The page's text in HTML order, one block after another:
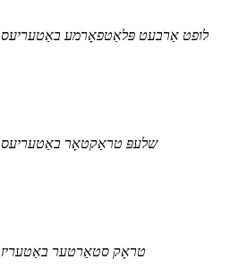
לופט אַרבעט פּלאַטפאָרמע באַטעריעס
שלעפּ טראַקטאָר באַטעריעס
טראָק סטאַרטער באַטעריז